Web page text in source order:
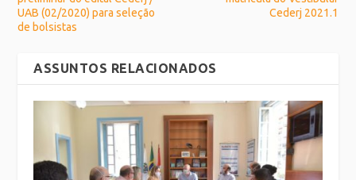
UAB (02/2020) para seleção
de bolsistas
Cederj 2021.1
ASSUNTOS RELACIONADOS